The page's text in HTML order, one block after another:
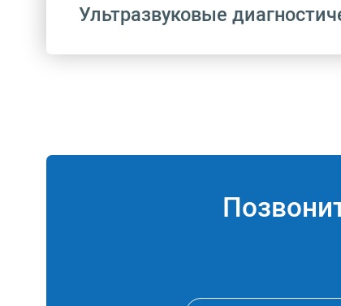
Ультразвуковые